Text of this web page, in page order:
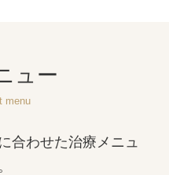
ュー
menu
合わせた治療メニュ